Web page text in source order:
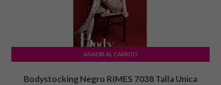
Bodystocking Negro RIMES 7038 Talla Unica
AÑADIR AL CARRITO